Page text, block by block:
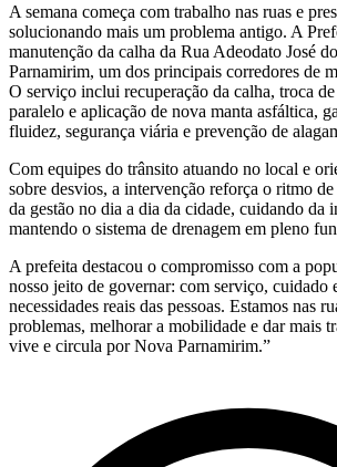
A semana começa com trabalho nas ruas e
solucionando mais um problema antigo. A
manutenção da calha da Rua Adeodato José
Parnamirim, um dos principais corredores de
O serviço inclui recuperação da calha, troca
paralelo e aplicação de nova manta asfáltica,
fluidez, segurança viária e prevenção de
Com equipes do trânsito atuando no local e
sobre desvios, a intervenção reforça o ritmo de
da gestão no dia a dia da cidade, cuidando da
mantendo o sistema de drenagem em pleno
A prefeita destacou o compromisso com a
nosso jeito de governar: com serviço, cuidado
necessidades reais das pessoas. Estamos nas
problemas, melhorar a mobilidade e dar mais
vive e circula por Nova Parnamirim.”